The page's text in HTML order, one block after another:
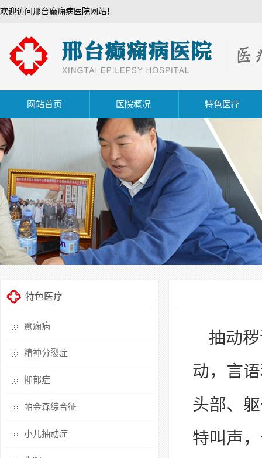
欢迎访问邢台癫痫病医院网站！
网站首页 医院概况 特色医疗
特色医疗
癫痫病
精神分裂症
抑郁症
帕金森综合征
小儿抽动症
抽动
动，言
头部、
特叫声